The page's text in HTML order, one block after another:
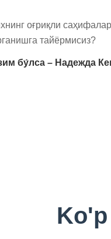
оғриқли
тайёрмисиз?
бу́лса – Надежда